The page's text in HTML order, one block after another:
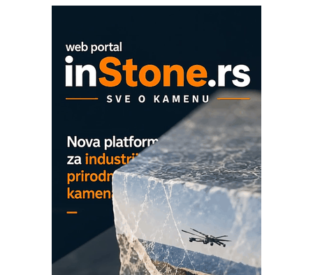
EVOKS Maintenance Management
ROSA i SCHUNK podižu proizvodnju
na viši nivo
Detekcija različitih oblika
MAREX - Lim i mašine za savremena